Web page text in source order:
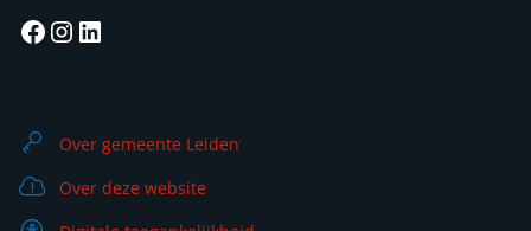
Facebook
Instagram
LinkedIn
Over gemeente Leiden
Over deze website